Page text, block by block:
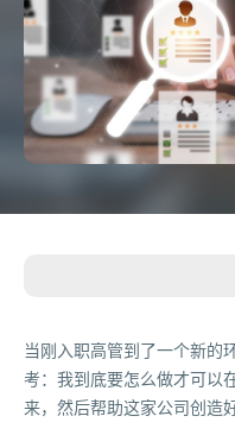
当刚入职高管到了一个新的
考：我到底要怎么做才可以
来，然后帮助这家公司创造